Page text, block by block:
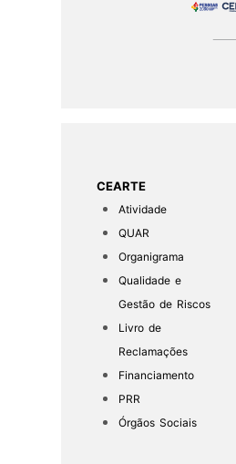
CEARTE
Atividade
QUAR
Organigrama
Qualidade e
Gestão de Riscos
Livro de
Reclamações
Financiamento
PRR
Órgãos Sociais